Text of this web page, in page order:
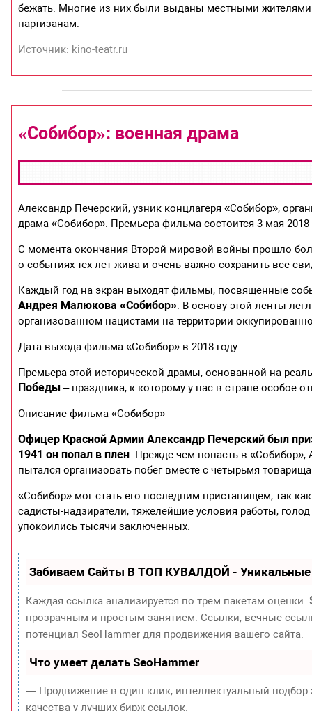
бежать. Многие из них были выданы местными
партизанам.
Источник: kino-teatr.ru
«Собибор»: военная драма
Александр Печерский, узник концлагеря «Собибор»,
драма «Собибор». Премьера фильма состоится 3 мая 2018
С момента окончания Второй мировой войны прошло
о событиях тех лет жива и очень важно сохранить все
Каждый год на экран выходят фильмы, посвященные
Андрея Малюкова «Собибор». В основу этой ленты
организованном нацистами на территории
Дата выхода фильма «Собибор» в 2018 году
Премьера этой исторической драмы, основанной на
Победы – праздника, к которому у нас в стране особое
Описание фильма «Собибор»
Офицер Красной Армии Александр Печерский был
1941 он попал в плен. Прежде чем попасть в «Собибор»,
пытался организовать побег вместе с четырьмя
«Собибор» мог стать его последним пристанищем, так
садисты-надзиратели, тяжелейшие условия работы,
упокоились тысячи заключенных.
Забиваем Сайты В ТОП КУВАЛДОЙ - Уникальные
Каждая ссылка анализируется по трем пакетам оценки:
прозрачным и простым занятием. Ссылки, вечные
потенциал SeoHammer для продвижения вашего сайта.
Что умеет делать SeoHammer
— Продвижение в один клик, интеллектуальный
качества у лучших бирж ссылок.